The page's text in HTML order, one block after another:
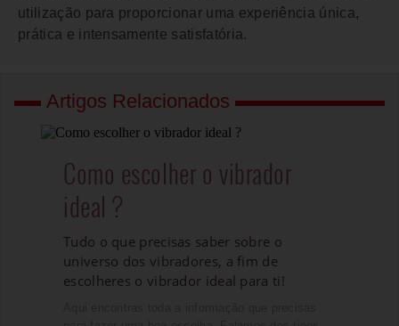
utilização para proporcionar uma experiência única,
prática e intensamente satisfatória.
Artigos Relacionados
Como escolher o vibrador
ideal ?
Tudo o que precisas saber sobre o
universo dos vibradores, a fim de
escolheres o vibrador ideal para ti!